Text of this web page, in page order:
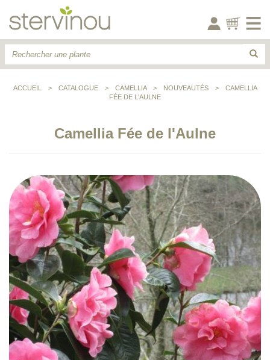
ACCUEIL > CATALOGUE > CAMELLIA > NOUVEAUTÉS >
CAMELLIA
FÉE DE L'AULNE
Camellia Fée de l'Aulne